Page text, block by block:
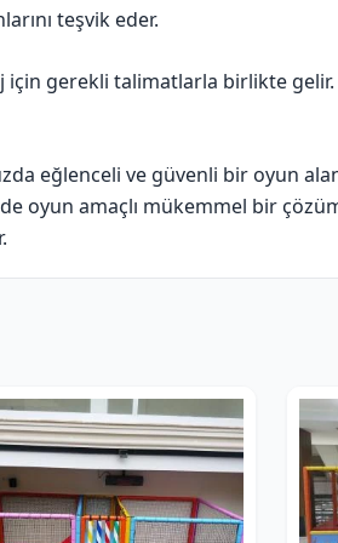
teşvik eder.
gerekli talimatlarla birlikte
eğlenceli ve güvenli bir oyun
oyun amaçlı mükemmel bir